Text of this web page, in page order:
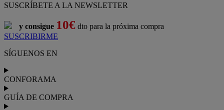
SUSCRÍBETE A LA NEWSLETTER
y consigue 10€ dto para la próxima compra
SUSCRIBIRME
SÍGUENOS EN
CONFORAMA
GUÍA DE COMPRA